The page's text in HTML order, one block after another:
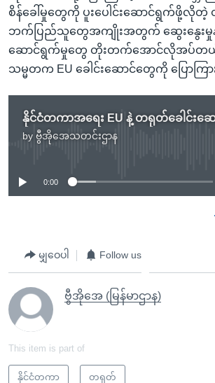
စိန်ခေါ်မှုတွေကို ပူးပေါင်းဆောင်ရွက်ဖို့လိုတဲ့
ဘက်ပြည်သူတွေအကျိုးအတွက် ဆွေးနွေးမှုနဲ့
ဆောင်ရွက်မှုတွေ တိုးတက်အောင်လိုအပ်
သမ္မတက EU ခေါင်းဆောင်တွေကို ပြောကြ
by ဗွီအိုအေသတင်းဌာန
No media source currently
0:00
မျှဝေပါ Follow us
ဗွီအိုအေ (မြန်မာဌာန)
This item is part of
နိုင်ငံတကာ တရုတ်